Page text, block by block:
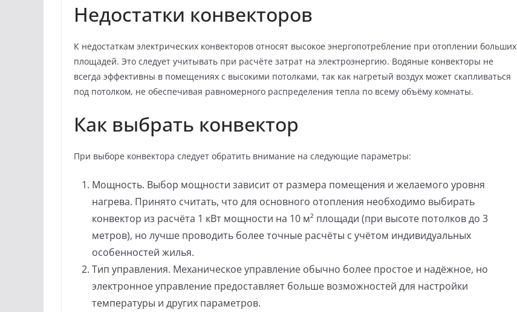
Недостатки конвекторов
К недостаткам электрических конвекторов относят высокое энергопотребление при отоплении больших
площадей. Это следует учитывать при расчёте затрат на электроэнергию. Водяные конвекторы не
всегда эффективны в помещениях с высокими потолками, так как нагретый воздух может скапливаться
под потолком, не обеспечивая равномерного распределения тепла по всему объёму комнаты.
Как выбрать конвектор
При выборе конвектора следует обратить внимание на следующие параметры:
Мощность. Выбор мощности зависит от размера помещения и желаемого уровня
нагрева. Принято считать, что для основного отопления необходимо выбирать
конвектор из расчёта 1 кВт мощности на 10 м² площади (при высоте потолков до 3
метров), но лучше проводить более точные расчёты с учётом индивидуальных
особенностей жилья.
Тип управления. Механическое управление обычно более простое и надёжное, но
электронное управление предоставляет больше возможностей для настройки
температуры и других параметров.